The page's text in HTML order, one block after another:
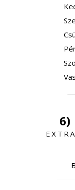
6)